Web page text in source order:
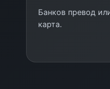
Банков превод
карта.